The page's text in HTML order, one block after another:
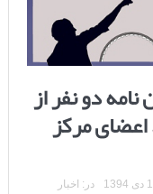
دو نفر از
مرکز
در: اخبار